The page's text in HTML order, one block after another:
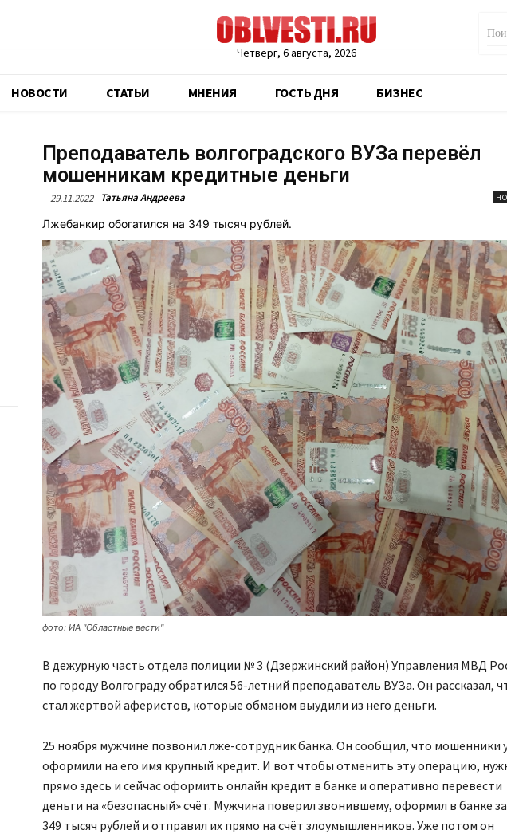
Четверг, 6 августа, 2026
НОВОСТИ CТАТЬИ МНЕНИЯ ГОСТЬ ДНЯ БИЗНЕС
Преподаватель волгоградского ВУЗа перевёл
мошенникам кредитные деньги
29.11.2022 Татьяна Андреева
Лжебанкир обогатился на 349 тысяч рублей.
фото: ИА "Областные вести"
В дежурную часть отдела полиции № 3 (Дзержинский район) Управления МВД
по городу Волгограду обратился 56-летний преподаватель ВУЗа. Он рассказал,
стал жертвой аферистов, которые обманом выудили из него деньги.
25 ноября мужчине позвонил лже-сотрудник банка. Он сообщил, что мошенники
оформили на его имя крупный кредит. И вот чтобы отменить эту операцию,
прямо здесь и сейчас оформить онлайн кредит в банке и оперативно перевести
деньги на «безопасный» счёт. Мужчина поверил звонившему, оформил в банке
349 тысяч рублей и отправил их прямо на счёт злоумышленников. Уже потом он